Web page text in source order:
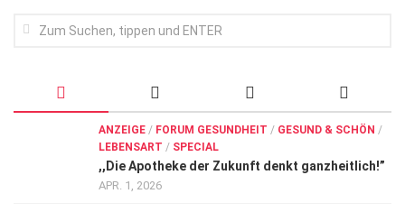
Innovationen
Kampf gegen Krebs
ANZEIGE / FORUM GESUNDHEIT / GESUND & SCHÖN /
LEBENSART / SPECIAL
,,Die Apotheke der Zukunft denkt ganzheitlich!”
APR. 1, 2026